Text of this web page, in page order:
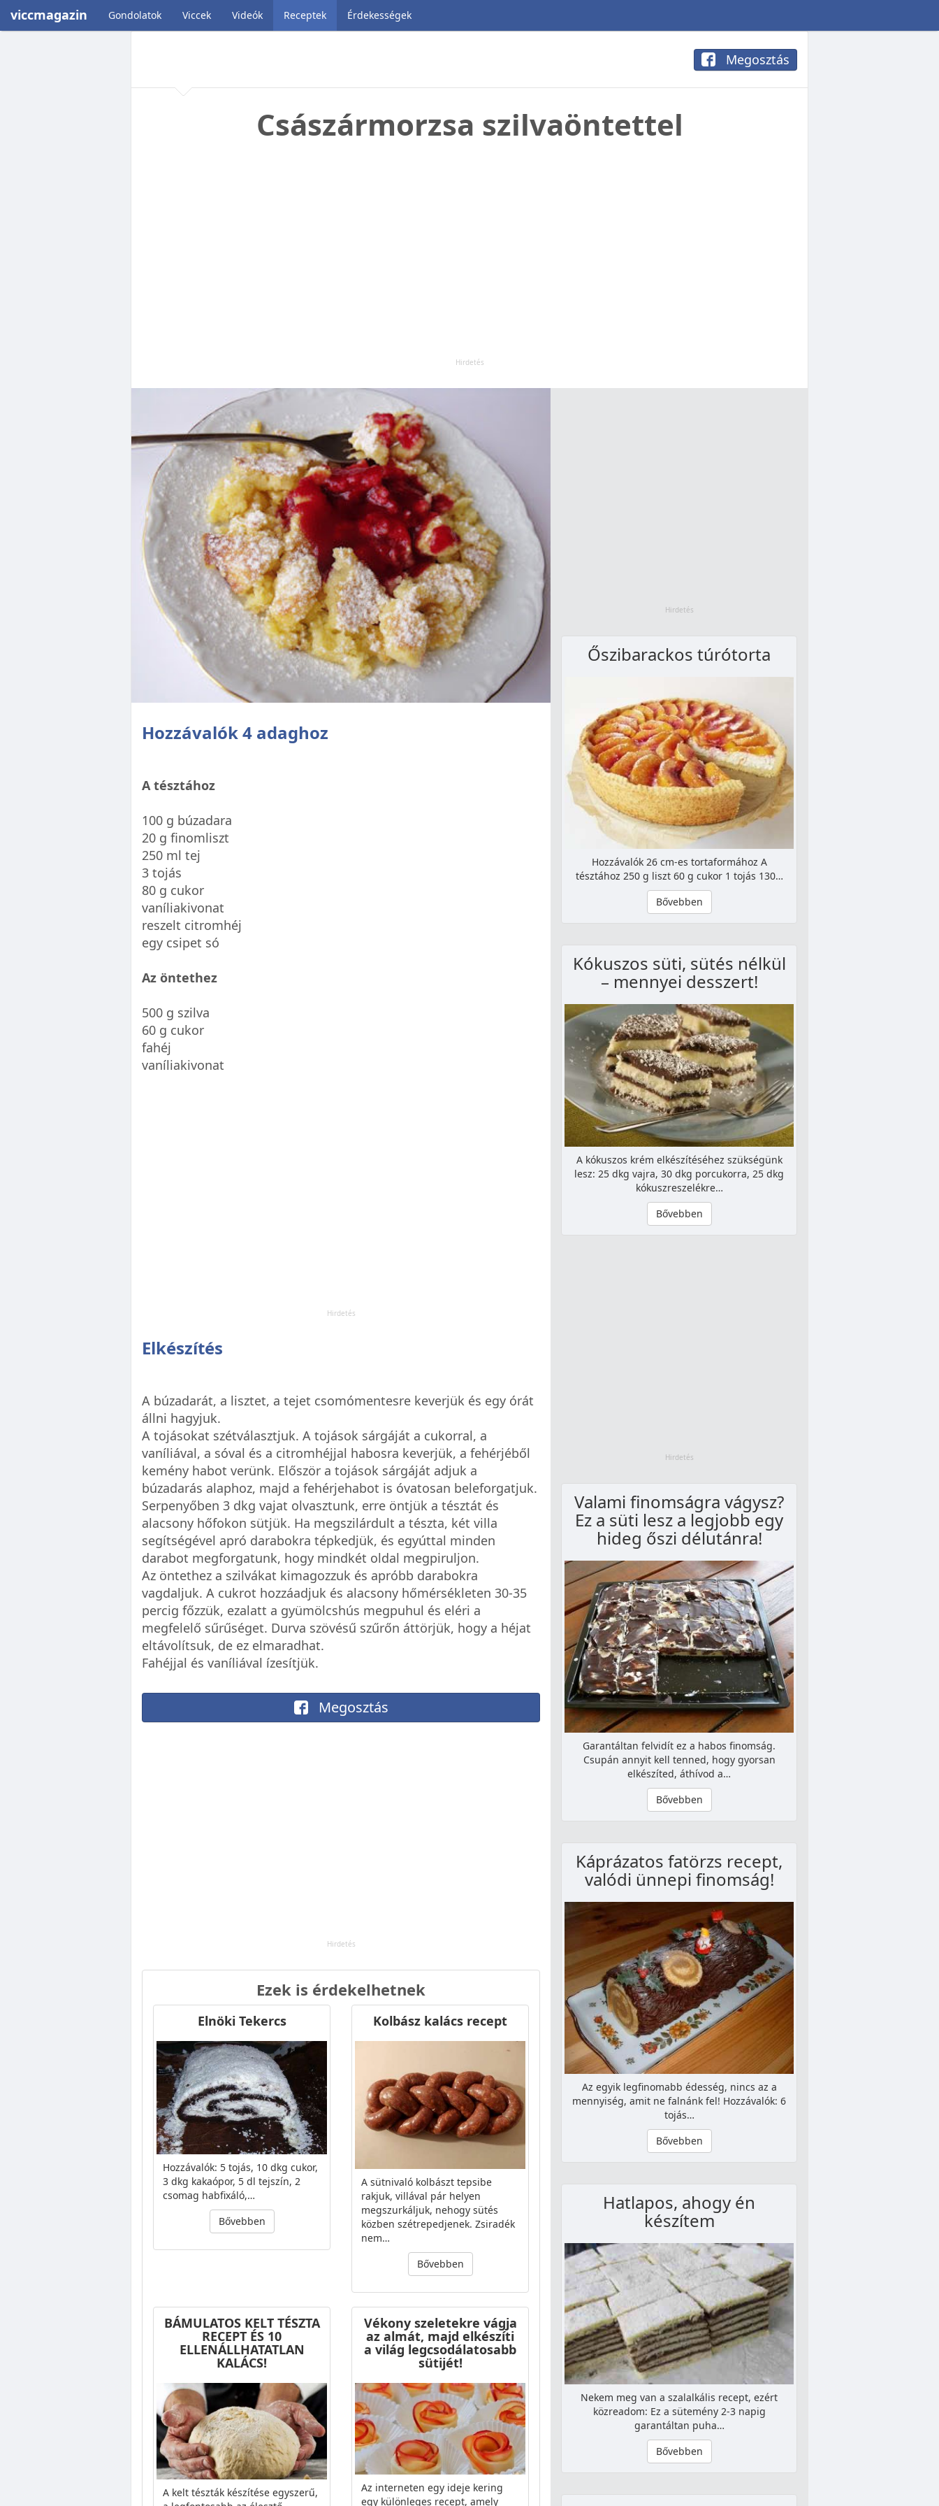
viccmagazin Gondolatok Viccek Videók Receptek Érdekességek
Megosztás
Császármorzsa szilvaöntettel
Hozzávalók 4 adaghoz
A tésztához
100 g búzadara
20 g finomliszt
250 ml tej
3 tojás
80 g cukor
vaníliakivonat
reszelt citromhéj
egy csipet só
Az öntethez
500 g szilva
60 g cukor
fahéj
vaníliakivonat
Elkészítés
A búzadarát, a lisztet, a tejet csomómentesre keverjük és egy órát
állni hagyjuk.
A tojásokat szétválasztjuk. A tojások sárgáját a cukorral, a
vaníliával, a sóval és a citromhéjjal habosra keverjük, a fehérjéből
kemény habot verünk. Először a tojások sárgáját adjuk a
búzadarás alaphoz, majd a fehérjehabot is óvatosan beleforgatjuk.
Serpenyőben 3 dkg vajat olvasztunk, erre öntjük a tésztát és
alacsony hőfokon sütjük. Ha megszilárdult a tészta, két villa
segítségével apró darabokra tépkedjük, és egyúttal minden
darabot megforgatunk, hogy mindkét oldal megpiruljon.
Az öntethez a szilvákat kimagozzuk és apróbb darabokra
vagdaljuk. A cukrot hozzáadjuk és alacsony hőmérsékleten 30-35
percig főzzük, ezalatt a gyümölcshús megpuhul és eléri a
megfelelő sűrűséget. Durva szövésű szűrőn áttörjük, hogy a héjat
eltávolítsuk, de ez elmaradhat.
Fahéjjal és vaníliával ízesítjük.
Megosztás
Ezek is érdekelhetnek
Elnöki Tekercs
Hozzávalók: 5 tojás, 10 dkg cukor,
3 dkg kakaópor, 5 dl tejszín, 2
csomag habfixáló,…
Bővebben
Kolbász kalács recept
A sütnivaló kolbászt tepsibe
rakjuk, villával pár helyen
megszurkáljuk, nehogy sütés
közben szétrepedjenek. Zsiradék
nem…
Bővebben
BÁMULATOS KELT TÉSZTA
RECEPT ÉS 10
ELLENÁLLHATATLAN
KALÁCS!
A kelt tészták készítése egyszerű,
Vékony szeletekre vágja
az almát, majd elkészíti
a világ legcsodálatosabb
sütijét!
Az interneten egy ideje kering
egy különleges recept, amely
Őszibarackos túrótorta
Hozzávalók 26 cm-es tortaformához A
tésztához 250 g liszt 60 g cukor 1 tojás 130…
Bővebben
Kókuszos süti, sütés nélkül
– mennyei desszert!
A kókuszos krém elkészítéséhez szükségünk
lesz: 25 dkg vajra, 30 dkg porcukorra, 25 dkg
kókuszreszelékre…
Bővebben
Valami finomságra vágysz?
Ez a süti lesz a legjobb egy
hideg őszi délutánra!
Garantáltan felvidít ez a habos finomság.
Csupán annyit kell tenned, hogy gyorsan
elkészíted, áthívod a…
Bővebben
Káprázatos fatörzs recept,
valódi ünnepi finomság!
Az egyik legfinomabb édesség, nincs az a
mennyiség, amit ne falnánk fel! Hozzávalók: 6
tojás…
Bővebben
Hatlapos, ahogy én
készítem
Nekem meg van a szalalkális recept, ezért
közreadom: Ez a sütemény 2-3 napig
garantáltan puha…
Bővebben